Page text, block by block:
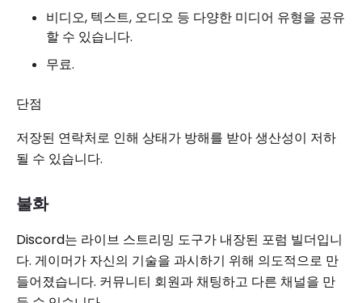
비디오, 텍스트, 오디오 등 다양한 미디어 유형을 공유
할 수 있습니다.
무료.
단점
저장된 연락처로 인해 상태가 방해를 받아 생산성이 저하
될 수 있습니다.
불화
Discord는 라이브 스트리밍 도구가 내장된 포럼 빌더입니
다. 게이머가 자신의 기술을 과시하기 위해 의도적으로 만
들어졌습니다. 커뮤니티 회원과 채팅하고 다른 채널을 만